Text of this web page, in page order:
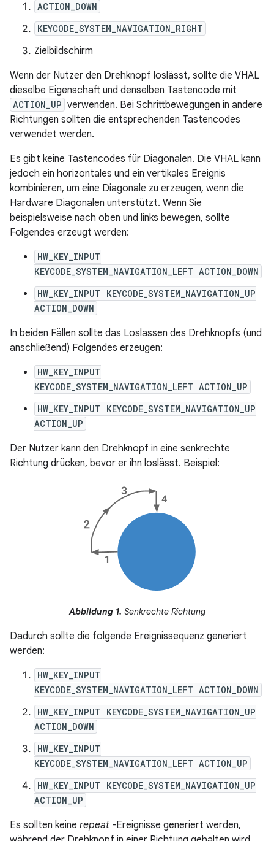
ACTION_DOWN
KEYCODE_SYSTEM_NAVIGATION_RIGHT
Zielbildschirm
Wenn der Nutzer den Drehknopf loslässt, sollte die VHAL
dieselbe Eigenschaft und denselben Tastencode mit
ACTION_UP verwenden. Bei Schrittbewegungen in andere
Richtungen sollten die entsprechenden Tastencodes
verwendet werden.
Es gibt keine Tastencodes für Diagonalen. Die VHAL kann
jedoch ein horizontales und ein vertikales Ereignis
kombinieren, um eine Diagonale zu erzeugen, wenn die
Hardware Diagonalen unterstützt. Wenn Sie
beispielsweise nach oben und links bewegen, sollte
Folgendes erzeugt werden:
HW_KEY_INPUT
KEYCODE_SYSTEM_NAVIGATION_LEFT ACTION_DOWN
HW_KEY_INPUT KEYCODE_SYSTEM_NAVIGATION_UP
ACTION_DOWN
In beiden Fällen sollte das Loslassen des Drehknopfs (und
anschließend) Folgendes erzeugen:
HW_KEY_INPUT
KEYCODE_SYSTEM_NAVIGATION_LEFT ACTION_UP
HW_KEY_INPUT KEYCODE_SYSTEM_NAVIGATION_UP
ACTION_UP
Der Nutzer kann den Drehknopf in eine senkrechte
Richtung drücken, bevor er ihn loslässt. Beispiel:
Abbildung 1. Senkrechte Richtung
Dadurch sollte die folgende Ereignissequenz generiert
werden:
HW_KEY_INPUT
KEYCODE_SYSTEM_NAVIGATION_LEFT ACTION_DOWN
HW_KEY_INPUT KEYCODE_SYSTEM_NAVIGATION_UP
ACTION_DOWN
HW_KEY_INPUT
KEYCODE_SYSTEM_NAVIGATION_LEFT ACTION_UP
HW_KEY_INPUT KEYCODE_SYSTEM_NAVIGATION_UP
ACTION_UP
Es sollten keine repeat -Ereignisse generiert werden,